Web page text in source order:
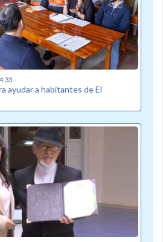
ayudar a habitantes de El